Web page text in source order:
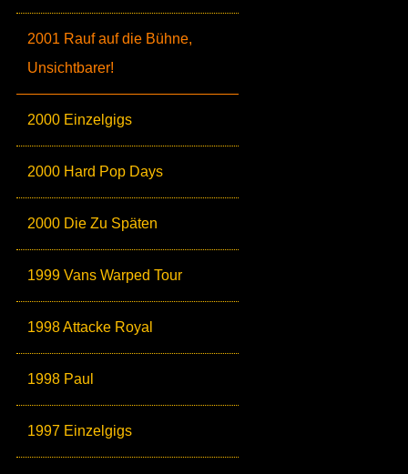
2001 Rauf auf die Bühne,
Unsichtbarer!
2000 Einzelgigs
2000 Hard Pop Days
2000 Die Zu Späten
1999 Vans Warped Tour
1998 Attacke Royal
1998 Paul
1997 Einzelgigs